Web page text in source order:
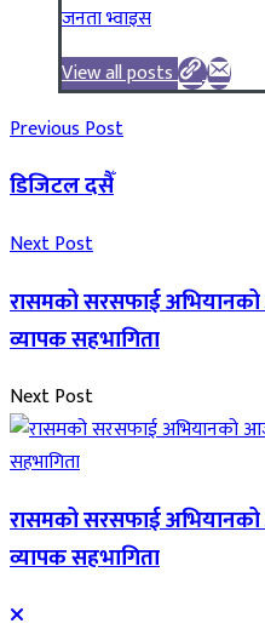
जनता भ्वाइस
View all posts
Previous Post
डिजिटल दसैँ
Next Post
रासमको सरसफाई अभियानको
व्यापक सहभागिता
Next Post
रासमको सरसफाई अभियानको
व्यापक सहभागिता